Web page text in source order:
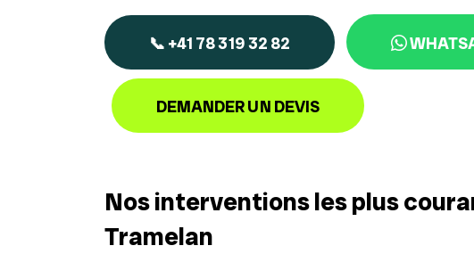
📞 +41 78 319 32 82
DEMANDER UN DEVIS
Nos interventions les plus
Tramelan